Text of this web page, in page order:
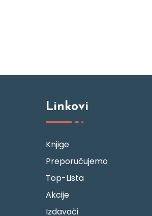
Linkovi
Knjige
Preporučujemo
Top-Lista
Akcije
Izdavači